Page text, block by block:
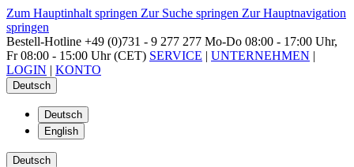
Zum Hauptinhalt springen Zur Suche springen Zur Hauptnavigation
springen
Bestell-Hotline +49 (0)731 - 9 277 277 Mo-Do 08:00 - 17:00 Uhr,
Fr 08:00 - 15:00 Uhr (CET) SERVICE | UNTERNEHMEN |
LOGIN | KONTO
Deutsch
Deutsch
English
Deutsch